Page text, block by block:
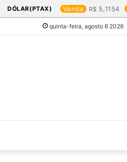
DÓLAR(PTAX) Venda 5,1154
quinta-feira, agosto 6 2026